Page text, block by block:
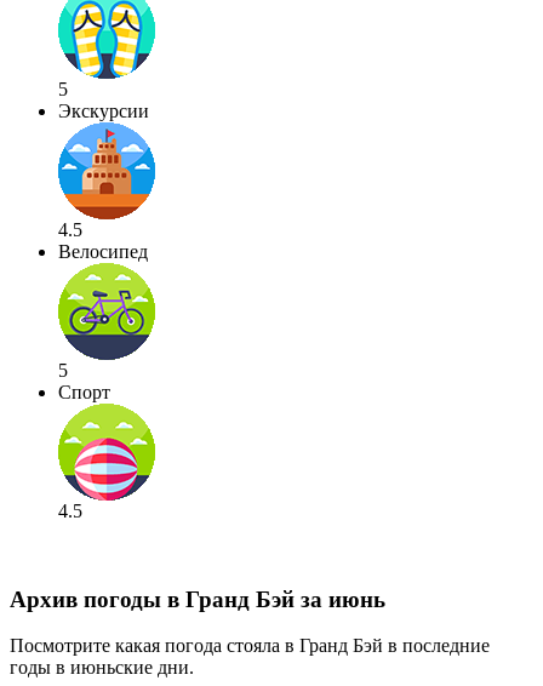
5
Экскурсии
4.5
Велосипед
5
Спорт
4.5
Архив погоды в Гранд Бэй за июнь
Посмотрите какая погода стояла в Гранд Бэй в последние
годы в июньские дни.